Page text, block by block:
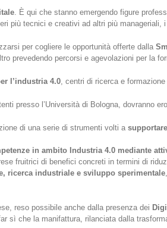
. È qui che stanno emergendo figure
più tecnici e creativi ad altri più
per cogliere le opportunità offerte dalla
prevedendo percorsi e agevolazioni per la
l’industria 4.0 , centri di ricerca e
presso l’Università di Bologna, dovranno
di una serie di strumenti volti a
in ambito Industria 4.0 mediante
fruitrici di benefici concreti in termini di
ricerca industriale e sviluppo sperimentale
reso possibile anche dalla presenza dei
sì che la manifattura, rilanciata dalla